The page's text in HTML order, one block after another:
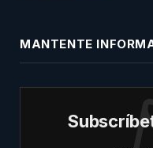
MANTENTE